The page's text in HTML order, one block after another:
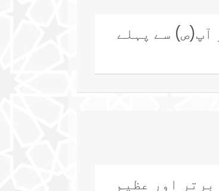
آپ(ص) سے پہلے
اور عظیم